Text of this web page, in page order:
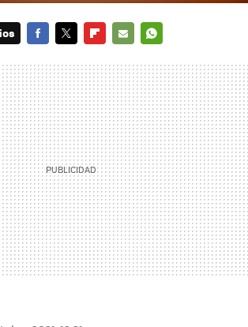
MAIL